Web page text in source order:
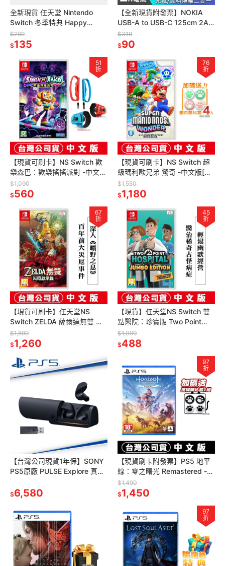
全新現貨 任天堂 Nintendo
Switch 冬季特典 Happy
Holidays 随身包 後背包 休閒
側背包
$299
$135
【全新現貨附發票】NOKIA
USB-A to USB-C 125cm 2A
$319
$90
51
折
【現貨可刷卡】NS Switch 歡
樂森巴：歡樂搖搖派對 -中文版
[夢遊館] 多人同樂 戀愛考驗 禮
物 派對遊戲
$1,090
$560
76
折
【現貨可刷卡】NS Switch 超
級瑪利歐兄弟 驚奇 -中文版[夢
遊館] 面紙套
$1,550
$1,180
67
折
【現貨可刷卡】任天堂NS
Switch ZELDA 薩爾達無雙 災
厄啟示錄-中文版 [夢遊館]
$1,890
$1,260
45
折
【現貨】任天堂NS Switch 雙
點醫院：珍寶版 Two Point
Hospital Jumbo Edition
$1,090
$488
【台灣公司現貨1年保】SONY
PS5原廠 PULSE Explore 真無
$6,580
97
折
【現貨刷卡附發票】PS5 地平
線：零之曙光 Remastered -中
文重製版 (期待黎明)
$1,490
$1,450
97
折